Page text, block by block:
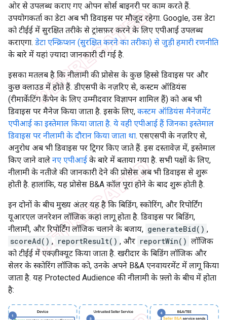
ओर से उपलब्ध कराए गए ओपन सोर्स बाइनरी पर काम करते हैं.
उपयोगकर्ता का डेटा अब भी डिवाइस पर मौजूद रहेगा. Google, उस डेटा
को टीईई में सुरक्षित तरीके से ट्रांसफ़र करने के लिए एपीआई उपलब्ध
कराएगा. डेटा एन्क्रिप्शन (सुरक्षित करने का तरीका) से जुड़ी हमारी रणनीति
के बारे में यहां ज़्यादा जानकारी दी गई है.
इसका मतलब है कि नीलामी की प्रोसेस के कुछ हिस्से डिवाइस पर और
कुछ क्लाउड में होते हैं. डीएसपी के नज़रिए से, कस्टम ऑडियंस
(रीमार्केटिंग कैंपेन के लिए उम्मीदवार विज्ञापन शामिल हैं) को अब भी
डिवाइस पर मैनेज किया जाता है. इसके लिए, कस्टम ऑडियंस मैनेजमेंट
एपीआई का इस्तेमाल किया जाता है. ये वही एपीआई हैं जिनका इस्तेमाल
डिवाइस पर नीलामी के दौरान किया जाता था. एसएसपी के नज़रिए से,
अनुरोध अब भी डिवाइस पर ट्रिगर किए जाते हैं. इस दस्तावेज़ में, इस्तेमाल
किए जाने वाले नए एपीआई के बारे में बताया गया है. सभी पक्षों के लिए,
नीलामी के नतीजे की जानकारी देने की प्रोसेस अब भी डिवाइस से शुरू
होती है. हालांकि, यह प्रोसेस B&A कॉल पूरा होने के बाद शुरू होती है.
इन दोनों के बीच मुख्य अंतर यह है कि बिडिंग, स्कोरिंग, और रिपोर्टिंग
यूआरएल जनरेशन लॉजिक कहां लागू होता है. डिवाइस पर बिडिंग,
नीलामी, और रिपोर्टिंग लॉजिक चलाने के बजाय, generateBid() ,
scoreAd() , reportResult() , और reportWin() लॉजिक
को टीईई में एक्ज़ीक्यूट किया जाता है. खरीदार के बिडिंग लॉजिक और
सेलर के स्कोरिंग लॉजिक को, उनके अपने B&A एनवायरमेंट में लागू किया
जाता है. यह Protected Audience की नीलामी के फ़्लो के बीच में होता
है: